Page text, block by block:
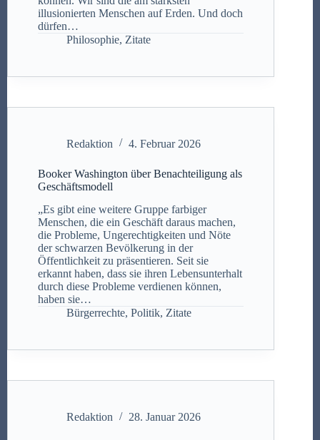
illusionierten Menschen auf Erden. Und doch
dürfen…
Philosophie, Zitate
Redaktion 4. Februar 2026
Booker Washington über Benachteiligung als
Geschäftsmodell
„Es gibt eine weitere Gruppe farbiger
Menschen, die ein Geschäft daraus machen,
die Probleme, Ungerechtigkeiten und Nöte
der schwarzen Bevölkerung in der
Öffentlichkeit zu präsentieren. Seit sie
erkannt haben, dass sie ihren Lebensunterhalt
durch diese Probleme verdienen können,
haben sie…
Bürgerrechte, Politik, Zitate
Redaktion 28. Januar 2026